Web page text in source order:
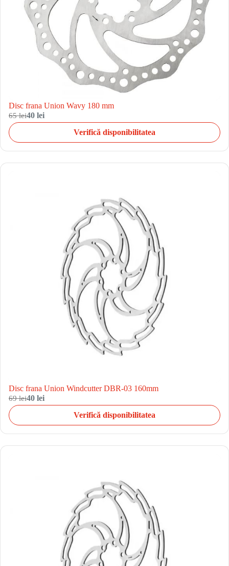
Disc frana Union Wavy 180 mm
65 lei40 lei
Verifică disponibilitatea
Disc frana Union Windcutter DBR-03 160mm
69 lei40 lei
Verifică disponibilitatea